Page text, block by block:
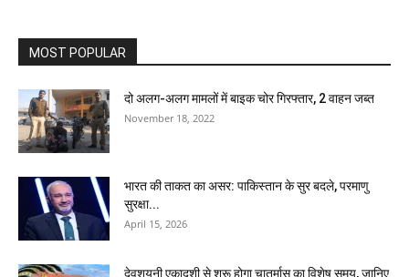
MOST POPULAR
दो अलग-अलग मामलों में बाइक चोर गिरफ्तार, 2 वाहन जब्त
November 18, 2022
भारत की ताकत का असर: पाकिस्तान के सुर बदले, परमाणु
सुरक्षा...
April 15, 2026
देवशयनी एकादशी से शुरू होगा चातुर्मास का विशेष समय, जानिए